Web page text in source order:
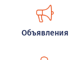
Объявления